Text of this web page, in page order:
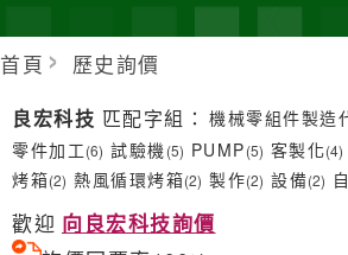
首頁 歷史詢價
良宏科技 匹配字組： 機械零組件製造
零件加工(6) 試驗機(5) PUMP(5) 客製化(4)
烤箱(2) 熱風循環烤箱(2) 製作(2) 設備(2)
歡迎 向良宏科技詢價